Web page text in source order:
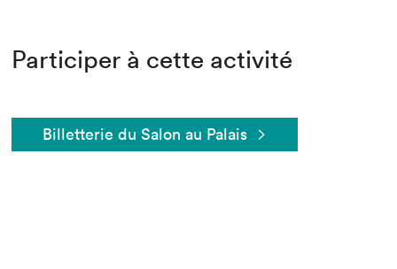
Participer à cette activité
Billetterie du Salon au Palais